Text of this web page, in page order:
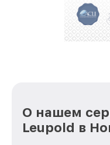
положительные
репутацию. Мы
О нашем
Leupold в